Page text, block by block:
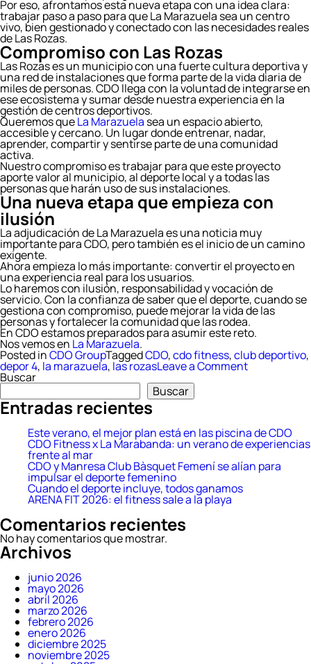
Por eso, afrontamos esta nueva etapa con una idea clara:
trabajar paso a paso para que La Marazuela sea un centro
vivo, bien gestionado y conectado con las necesidades reales
de Las Rozas.
Compromiso con Las Rozas
Las Rozas es un municipio con una fuerte cultura deportiva y
una red de instalaciones que forma parte de la vida diaria de
miles de personas. CDO llega con la voluntad de integrarse en
ese ecosistema y sumar desde nuestra experiencia en la
gestión de centros deportivos.
Queremos queLa Marazuela sea un espacio abierto,
accesible y cercano. Un lugar donde entrenar, nadar,
aprender, compartir y sentirse parte de una comunidad
activa.
Nuestro compromiso es trabajar para que este proyecto
aporte valor al municipio, al deporte local y a todas las
personas que harán uso de sus instalaciones.
Una nueva etapa que empieza con
ilusión
La adjudicación de La Marazuela es una noticia muy
importante para CDO, pero también es el inicio de un camino
exigente.
Ahora empieza lo más importante: convertir el proyecto en
una experiencia real para los usuarios.
Lo haremos con ilusión, responsabilidad y vocación de
servicio. Con la confianza de saber que el deporte, cuando se
gestiona con compromiso, puede mejorar la vida de las
personas y fortalecer la comunidad que las rodea.
En CDO estamos preparados para asumir este reto.
Nos vemos en La Marazuela.
Posted inCDO GroupTaggedCDO,cdo fitness,club deportivo,
depor 4, la marazuela, las rozasLeave a Commenton
deportivo
La
Marazuela
en
Las
Buscar
Buscar
Entradas recientes
Este verano, el mejor plan está en las piscina de CDO
CDO Fitness x La Marabanda: un verano de experiencias
frente al mar
CDO y Manresa Club Bàsquet Femení se alían para
impulsar el deporte femenino
Cuando el deporte incluye, todos ganamos
ARENA FIT 2026: el fitness sale a la playa
Comentarios recientes
No hay comentarios que mostrar.
Archivos
junio 2026
mayo 2026
abril 2026
marzo 2026
febrero 2026
enero 2026
diciembre 2025
noviembre 2025